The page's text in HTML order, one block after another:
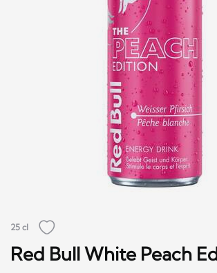
25 cl
Red Bull White Peach